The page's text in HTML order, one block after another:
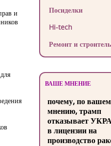
и
Посиделки
Hi-tech
Ремонт и
ВАШЕ МНЕНИЕ
почему, по
мнению, трамп
отказывает
в лицензии на
производство